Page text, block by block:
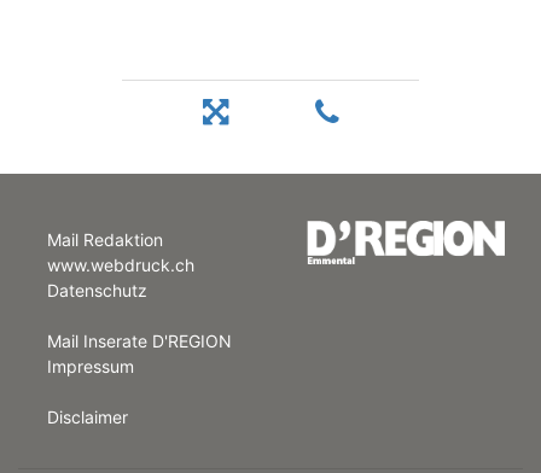
Mail Redaktion
www.webdruck.ch
Datenschutz
Mail Inserate D'REGION
Impressum
Disclaimer